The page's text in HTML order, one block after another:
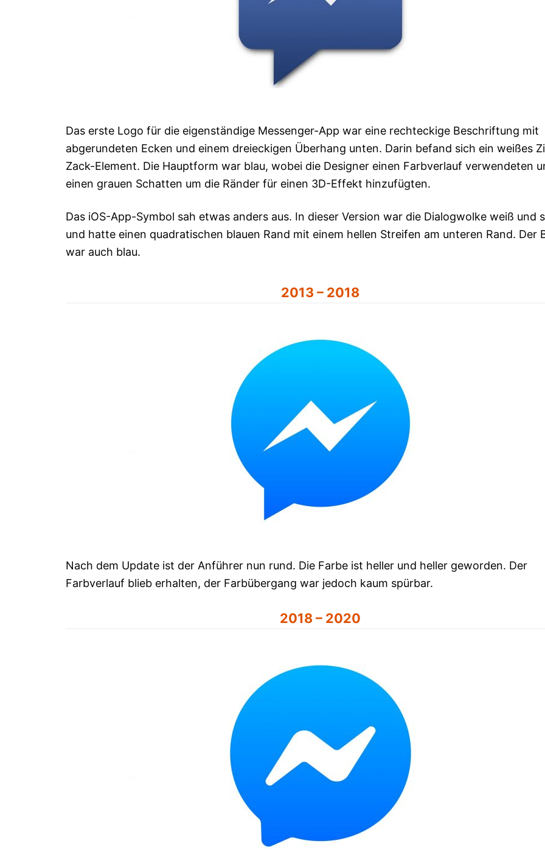
Das erste Logo für die eigenständige Messenger-App war eine rechteckige Beschriftung mit
abgerundeten Ecken und einem dreieckigen Überhang unten. Darin befand sich ein weißes
Zack-Element. Die Hauptform war blau, wobei die Designer einen Farbverlauf verwendeten
einen grauen Schatten um die Ränder für einen 3D-Effekt hinzufügten.
Das iOS-App-Symbol sah etwas anders aus. In dieser Version war die Dialogwolke weiß und
und hatte einen quadratischen blauen Rand mit einem hellen Streifen am unteren Rand. Der
war auch blau.
2013 – 2018
Nach dem Update ist der Anführer nun rund. Die Farbe ist heller und heller geworden. Der
Farbverlauf blieb erhalten, der Farbübergang war jedoch kaum spürbar.
2018 – 2020